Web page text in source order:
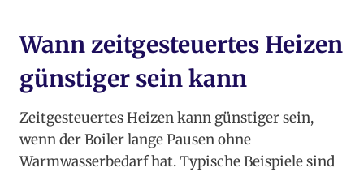
Wann zeitgesteuertes Heizen
günstiger sein kann
Zeitgesteuertes Heizen kann günstiger sein,
wenn der Boiler lange Pausen ohne
Warmwasserbedarf hat. Typische Beispiele sind